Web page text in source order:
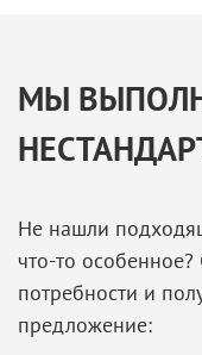
МЫ
Не нашли
что-то
потребности и
предложение: